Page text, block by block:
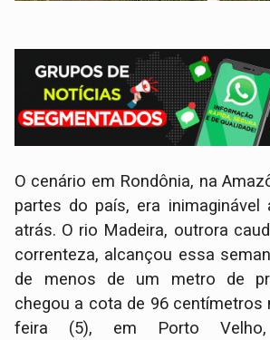
O cenário em Rondônia, na
partes do país, era inimaginável
atrás. O rio Madeira, outrora
correnteza, alcançou essa
de menos de um metro de
chegou a cota de 96 centímetros
feira (5), em Porto